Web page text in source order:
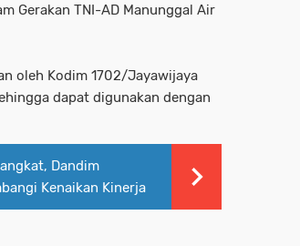
Gerakan TNI-AD Manunggal Air
oleh Kodim 1702/Jayawijaya
dapat digunakan dengan
Dandim
Kenaikan Kinerja